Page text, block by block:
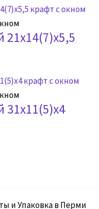
и Упаковка в Перми